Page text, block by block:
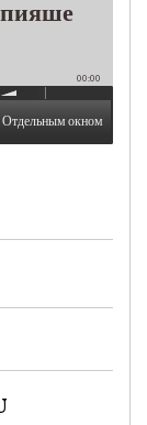
00:00
Отдельным окном